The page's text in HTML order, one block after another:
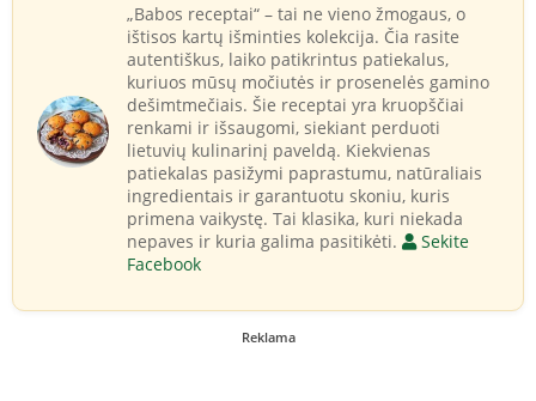
„Babos receptai“ – tai ne vieno žmogaus, o
ištisos kartų išminties kolekcija. Čia rasite
autentiškus, laiko patikrintus patiekalus,
kuriuos mūsų močiutės ir prosenelės gamino
dešimtmečiais. Šie receptai yra kruopščiai
renkami ir išsaugomi, siekiant perduoti
lietuvių kulinarinį paveldą. Kiekvienas
patiekalas pasižymi paprastumu, natūraliais
ingredientais ir garantuotu skoniu, kuris
primena vaikystę. Tai klasika, kuri niekada
nepaves ir kuria galima pasitikėti.
Sekite
Facebook
Reklama